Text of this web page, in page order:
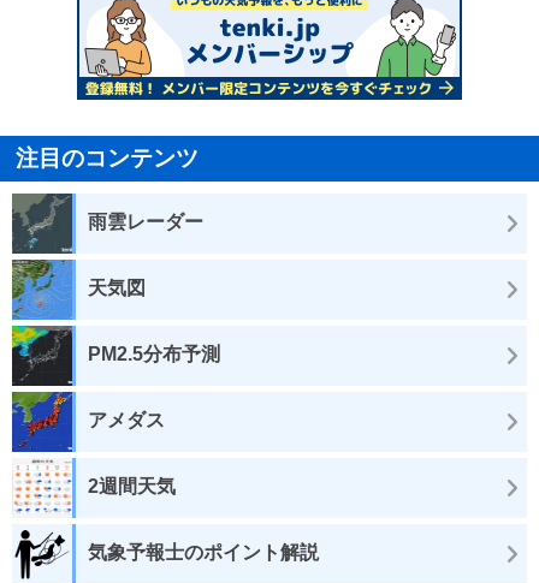
注目のコンテンツ
雨雲レーダー
天気図
PM2.5分布予測
アメダス
2週間天気
気象予報士のポイント解説